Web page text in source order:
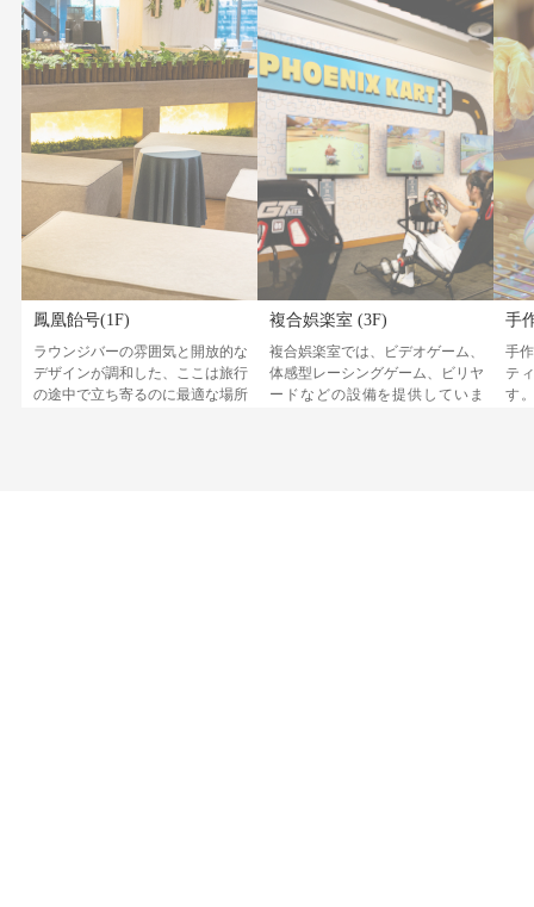
鳳凰飴号(1F)
ラウンジバーの雰囲気と開放的な
デザインが調和した、ここは旅行
の途中で立ち寄るのに最適な場所
複合娯楽室 (3F)
複合娯楽室では、ビデオゲーム、
体感型レーシングゲーム、ビリヤ
ードなどの設備を提供していま
手
手
テ
す